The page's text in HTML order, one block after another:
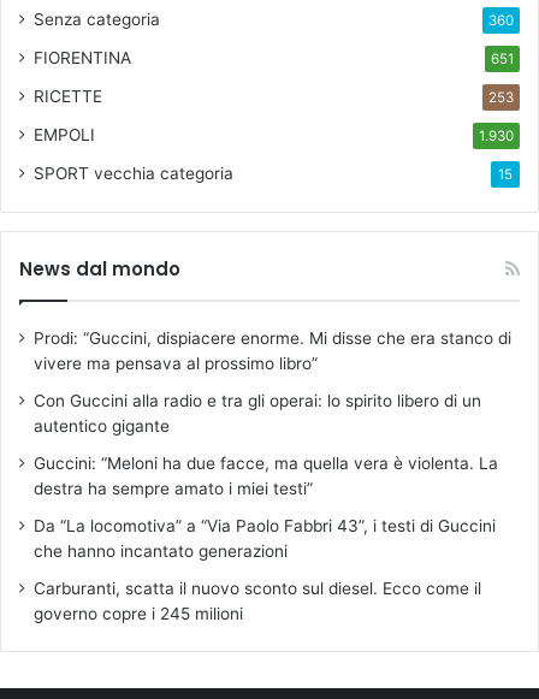
Senza categoria 360
FIORENTINA 651
RICETTE 253
EMPOLI 1.930
SPORT vecchia categoria 15
News dal mondo
Prodi: “Guccini, dispiacere enorme. Mi disse che era stanco di
vivere ma pensava al prossimo libro”
Con Guccini alla radio e tra gli operai: lo spirito libero di un
autentico gigante
Guccini: “Meloni ha due facce, ma quella vera è violenta. La
destra ha sempre amato i miei testi”
Da “La locomotiva” a “Via Paolo Fabbri 43”, i testi di Guccini
che hanno incantato generazioni
Carburanti, scatta il nuovo sconto sul diesel. Ecco come il
governo copre i 245 milioni